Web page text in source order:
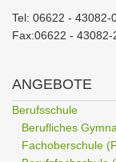
Tel: 06622 - 43082-
Fax:06622 - 43082-
ANGEBOTE
Berufsschule
Berufliches
Fachoberschule